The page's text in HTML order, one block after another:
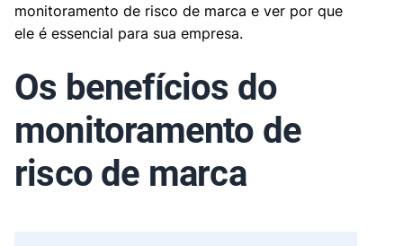
monitoramento de risco de marca e ver por que
ele é essencial para sua empresa.
Os benefícios do
monitoramento de
risco de marca